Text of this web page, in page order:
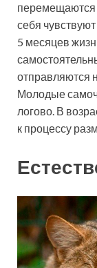
перемещаются
себя
5 месяцев
отправляются
Молодые
логово. В
к процессу